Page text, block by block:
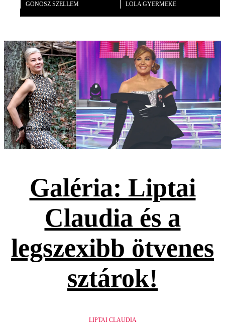
GONOSZ SZELLEM LOLA GYERMEKE
Galéria
Galéria: Liptai
Claudia és a
legszexibb ötvenes
sztárok!
LIPTAI CLAUDIA